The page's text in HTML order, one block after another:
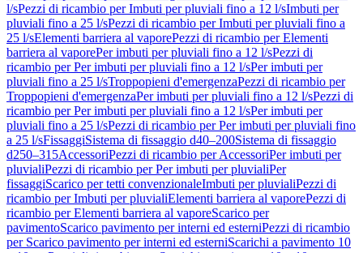
l/sPezzi di ricambio per Imbuti per pluviali fino a 12 l/sImbuti per
pluviali fino a 25 l/sPezzi di ricambio per Imbuti per pluviali fino a
25 l/sElementi barriera al vaporePezzi di ricambio per Elementi
barriera al vaporePer imbuti per pluviali fino a 12 l/sPezzi di
ricambio per Per imbuti per pluviali fino a 12 l/sPer imbuti per
pluviali fino a 25 l/sTroppopieni d'emergenzaPezzi di ricambio per
Troppopieni d'emergenzaPer imbuti per pluviali fino a 12 l/sPezzi di
ricambio per Per imbuti per pluviali fino a 12 l/sPer imbuti per
pluviali fino a 25 l/sPezzi di ricambio per Per imbuti per pluviali fino
a 25 l/sFissaggiSistema di fissaggio d40–200Sistema di fissaggio
d250–315AccessoriPezzi di ricambio per AccessoriPer imbuti per
pluvialiPezzi di ricambio per Per imbuti per pluvialiPer
fissaggiScarico per tetti convenzionaleImbuti per pluvialiPezzi di
ricambio per Imbuti per pluvialiElementi barriera al vaporePezzi di
ricambio per Elementi barriera al vaporeScarico per
pavimentoScarico pavimento per interni ed esterniPezzi di ricambio
per Scarico pavimento per interni ed esterniScarichi a pavimento 10